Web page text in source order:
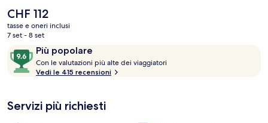
Il
prezzo
attuale
CHF 112
CHF 112
tasse e oneri inclusi
7 set - 8 set
RecensioniPiù popolare
9.6
su
10,
popolare
Con le valutazioni più alte dei viaggiatori
Vedi le 415 recensioni
Servizi più richiesti